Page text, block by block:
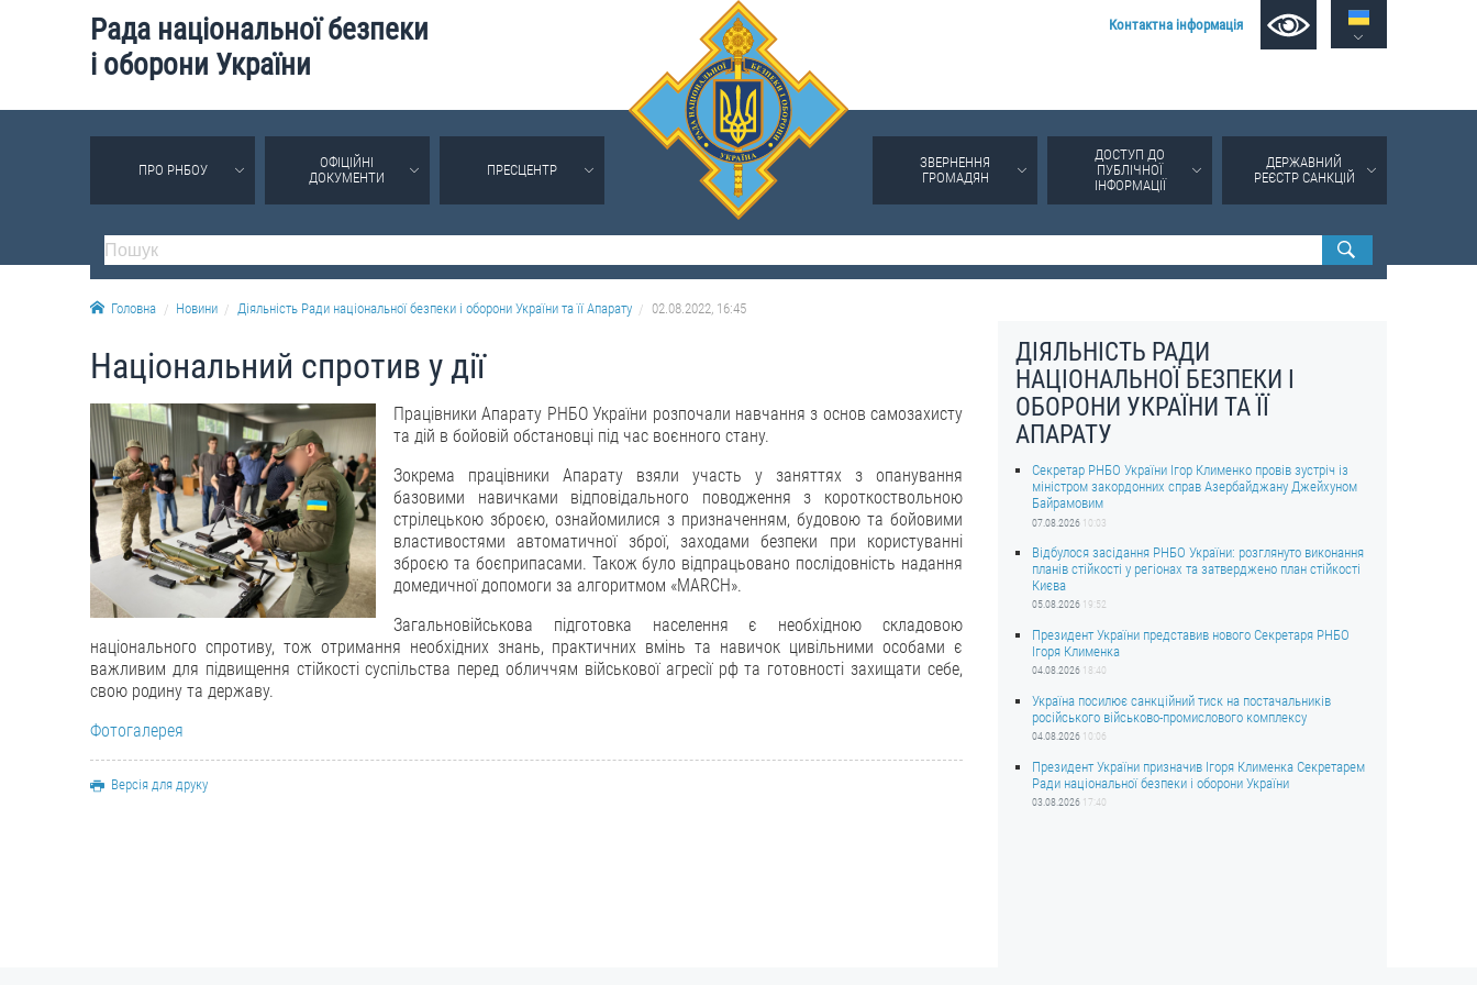
Рада національної безпеки
і оборони України
Контактна інформація
ПРО РНБОУ
ОФІЦІЙНІ
ДОКУМЕНТИ
ПРЕСЦЕНТР
ЗВЕРНЕННЯ
ГРОМАДЯН
ДОСТУП ДО
ПУБЛІЧНОЇ
ІНФОРМАЦІЇ
ДЕРЖАВНИЙ
РЕЄСТР САНКЦІЙ
Головна Новини Діяльність Ради національної безпеки і оборони України та її Апарату 02.08.2022, 16:45
Національний спротив у дії
Працівники Апарату РНБО України розпочали навчання з основ самозахисту
та дій в бойовій обстановці під час воєнного стану.
Зокрема працівники Апарату взяли участь у заняттях з опанування
базовими навичками відповідального поводження з короткоствольною
стрілецькою зброєю, ознайомилися з призначенням, будовою та бойовими
властивостями автоматичної зброї, заходами безпеки при користуванні
зброєю та боєприпасами. Також було відпрацьовано послідовність надання
домедичної допомоги за алгоритмом «МАRCH».
Загальновійськова підготовка населення є необхідною складовою
національного спротиву, тож отримання необхідних знань, практичних вмінь та навичок цивільними особами є
важливим для підвищення стійкості суспільства перед обличчям військової агресії рф та готовності захищати себе,
свою родину та державу.
Фотогалерея
Версія для друку
ДІЯЛЬНІСТЬ РАДИ
НАЦІОНАЛЬНОЇ БЕЗПЕКИ І
ОБОРОНИ УКРАЇНИ ТА ЇЇ
АПАРАТУ
Секретар РНБО України Ігор Клименко провів зустріч із
міністром закордонних справ Азербайджану Джейхуном
Байрамовим
07.08.2026 10:03
Відбулося засідання РНБО України: розглянуто виконання
планів стійкості у регіонах та затверджено план стійкості
Києва
05.08.2026 19:52
Президент України представив нового Секретаря РНБО
Ігоря Клименка
04.08.2026 18:40
Україна посилює санкційний тиск на постачальників
російського військово-промислового комплексу
04.08.2026 10:06
Президент України призначив Ігоря Клименка Секретарем
Ради національної безпеки і оборони України
03.08.2026 17:40